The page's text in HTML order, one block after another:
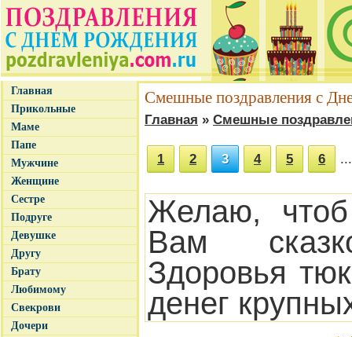
Главная
Прикольные
Маме
Папе
Мужчине
Женщине
Сестре
Подруге
Девушке
Другу
Брату
Любимому
Свекрови
Дочери
Смешные поздравления с
Главная » Смешные
1 2 3 4 5 6 ...
Желаю, чтоб
Вам
Здоровья
денег